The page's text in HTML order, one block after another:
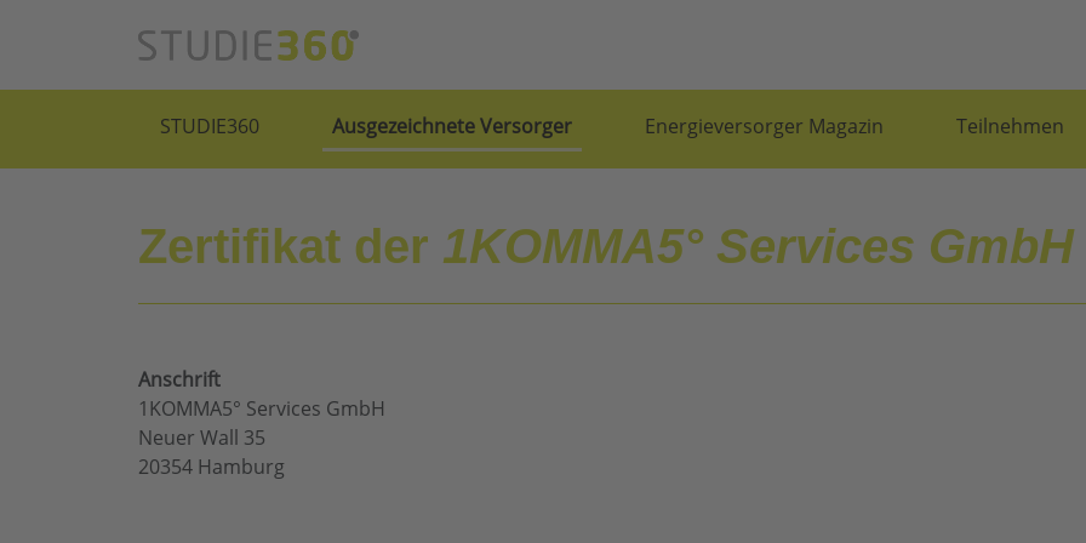
STUDIE360 Ausgezeichnete Versorger Energieversorger Magazin Teilnehmen
Zertifikat der 1KOMMA5° Services GmbH
Anschrift
1KOMMA5° Services GmbH
Neuer Wall 35
20354 Hamburg